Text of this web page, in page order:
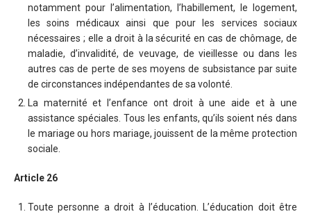
notamment pour l’alimentation, l’habillement, le logement,
les soins médicaux ainsi que pour les services sociaux
nécessaires ; elle a droit à la sécurité en cas de chômage, de
maladie, d’invalidité, de veuvage, de vieillesse ou dans les
autres cas de perte de ses moyens de subsistance par suite
de circonstances indépendantes de sa volonté.
La maternité et l’enfance ont droit à une aide et à une
assistance spéciales. Tous les enfants, qu’ils soient nés dans
le mariage ou hors mariage, jouissent de la même protection
sociale.
Article 26
Toute personne a droit à l’éducation. L’éducation doit être